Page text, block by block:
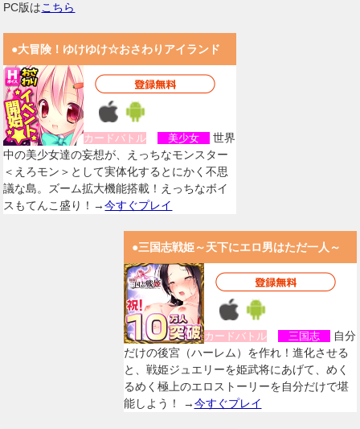
PC版はこちら
●大冒険！ゆけゆけ☆おさわりアイランド
カードバトル 美少女
世界
中の美少女達の妄想が、えっちなモンスター
＜えろモン＞として実体化するとにかく不思
議な島。ズーム拡大機能搭載！えっちなボイ
スもてんこ盛り！→今すぐプレイ
●三国志戦姫～天下にエロ男はただ一人～
カードバトル 三国志
自分
だけの後宮（ハーレム）を作れ！進化させる
と、戦姫ジュエリーを姫武将にあげて、めく
るめく極上のエロストーリーを自分だけで堪
能しよう！ →今すぐプレイ